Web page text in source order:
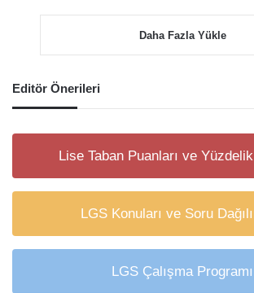
Daha Fazla Yükle
Editör Önerileri
Lise Taban Puanları ve
LGS Konuları ve Soru
LGS Çalışma Programı